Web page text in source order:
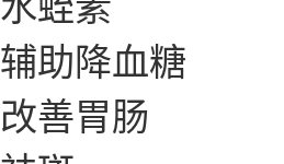
辅助降血糖
改善胃肠